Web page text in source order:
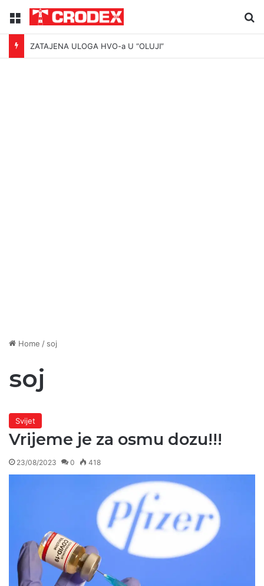
Menu
ZATAJENA ULOGA HVO-a U “OLUJI”
Home / soj
soj
Svijet
Vrijeme je za osmu dozu!!!
23/08/2023 0 418